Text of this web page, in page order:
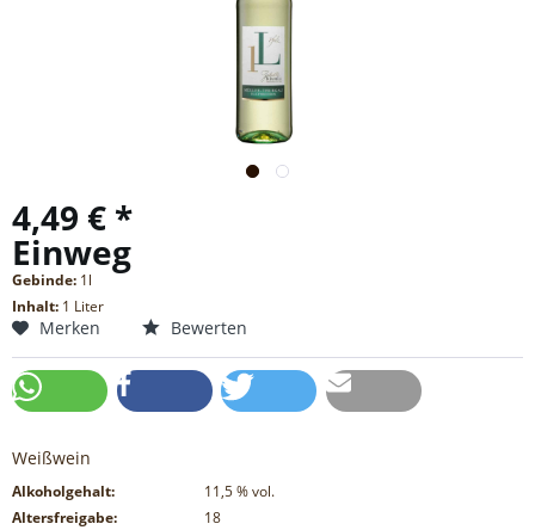
4,49 € *
Einweg
Gebinde: 1l
Inhalt: 1 Liter
Merken Bewerten
Weißwein
Alkoholgehalt: 11,5% vol.
Altersfreigabe:
18